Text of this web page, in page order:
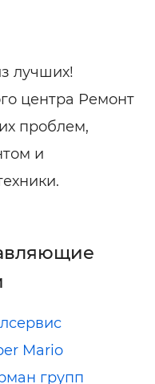
лучших!
центра Ремонт
проблем,
и
Mario
групп